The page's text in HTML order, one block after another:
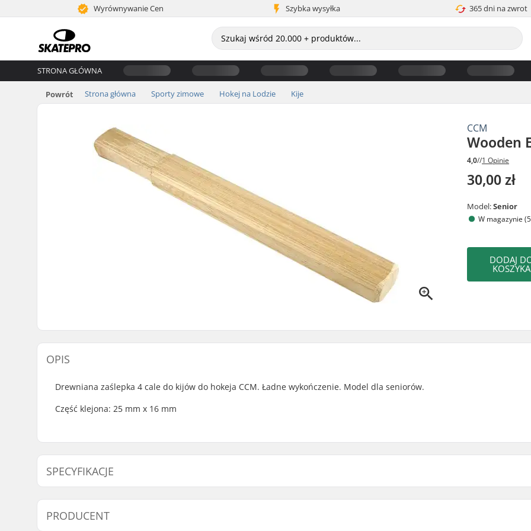
Wyrównywanie Cen Szybka wysyłka 365 dni na zwrot
STRONA GŁÓWNA
Powrót Strona główna Sporty zimowe Hokej na Lodzie Kije
CCM
Wooden
4,0//1 Opinie
30,00 zł
Model:Senior
W magazynie
DODAJ
KOSZYKA
OPIS
Drewniana zaślepka 4 cale do kijów do hokeja CCM. Ładne wykończenie. Model dla seniorów.
Część klejona: 25 mm x 16 mm
SPECYFIKACJE
Materiał łopatki: Drewno Materiał kija:
PRODUCENT